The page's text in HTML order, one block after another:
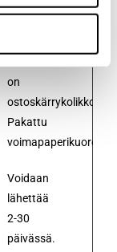
on
ostoskärrykolikko.
Pakattu
voimapaperikuoreen.
Voidaan
lähettää
2-30
päivässä.